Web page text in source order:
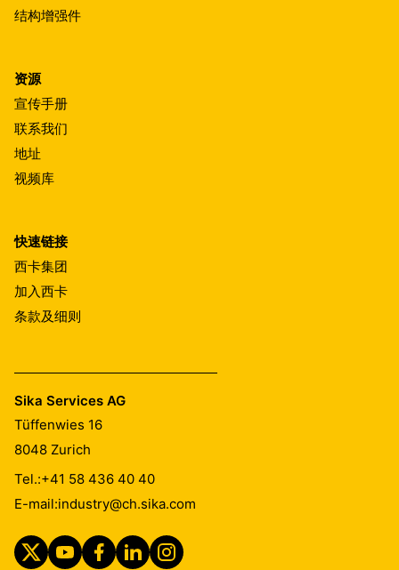
结构增强件
资源
宣传手册
联系我们
地址
视频库
快速链接
西卡集团
加入西卡
条款及细则
Sika Services AG
Tüffenwies 16
8048 Zurich
Tel.:+41 58 436 40 40
E-mail:industry@ch.sika.com